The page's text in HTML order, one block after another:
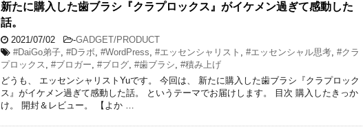
新たに購入した歯ブラシ『クラプロックス』がイケメン過ぎて感動した
話。
2021/07/02 -GADGET/PRODUCT
#DaiGo弟子, #Dラボ, #WordPress, #エッセンシャリスト , #エッセンシャル思考, #クラ
プロックス , #ブロガー, #ブログ, #歯ブラシ, #積み上げ
どうも、 エッセンシャリストYuです。 今回は、 新たに購入した歯ブラシ『クラプロック
ス』がイケメン過ぎて感動した話。 というテーマでお届けします。 目次 購入したきっか
け。 開封＆レビュー。 【よか …